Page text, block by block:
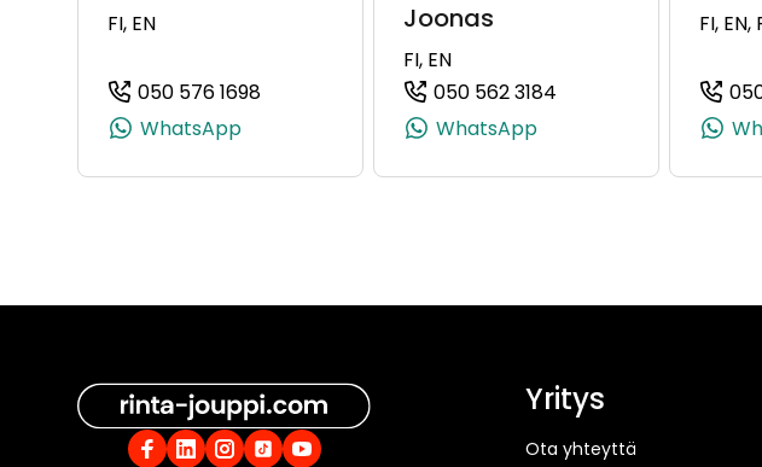
FI, EN
050 576 1698
(+358505761698, 0505761698, +358 50 576 1698)
WhatsApp
Joonas
FI, EN
050 562 3184
(+358505623184,
WhatsApp
FI, EN,
Yritys
Ota yhteyttä